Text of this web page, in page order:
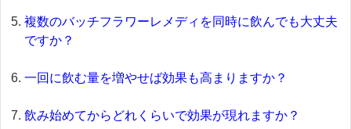
複数のバッチフラワーレメディを同時に飲んでも大丈夫
ですか？
一回に飲む量を増やせば効果も高まりますか？
飲み始めてからどれくらいで効果が現れますか？